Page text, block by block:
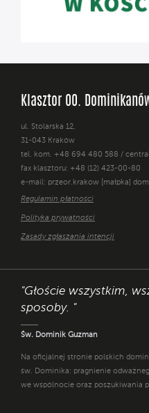
Klasztor OO.
ul. Stolarska 12,
31-043 Kraków
tel. kom. +48 694 480 588 /
fax klasztoru: +48 (12) 423-00-80
e-mail: przeor.krakow [małpka]
Regulamin płatności
Polityka prywatności
Zasady zgłaszania intencji
"Głoście wszystkim,
sposoby. "
Św. Dominik Guzman
Na oficjalnej stronie polskich
św. Dominika: pragnienie
we wspólnocie oraz poszukiwania